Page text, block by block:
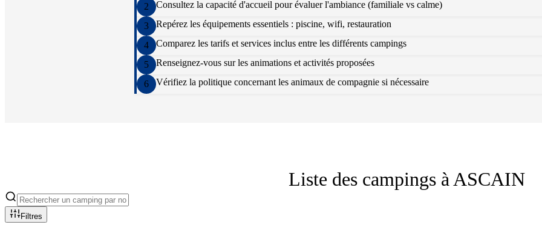
2 Consultez la capacité d'accueil pour évaluer l'ambiance (familiale vs calme)
3 Repérez les équipements essentiels : piscine, wifi, restauration
4 Comparez les tarifs et services inclus entre les différents campings
5 Renseignez-vous sur les animations et activités proposées
6 Vérifiez la politique concernant les animaux de compagnie si nécessaire
Liste des campings à ASCAIN
Filtres